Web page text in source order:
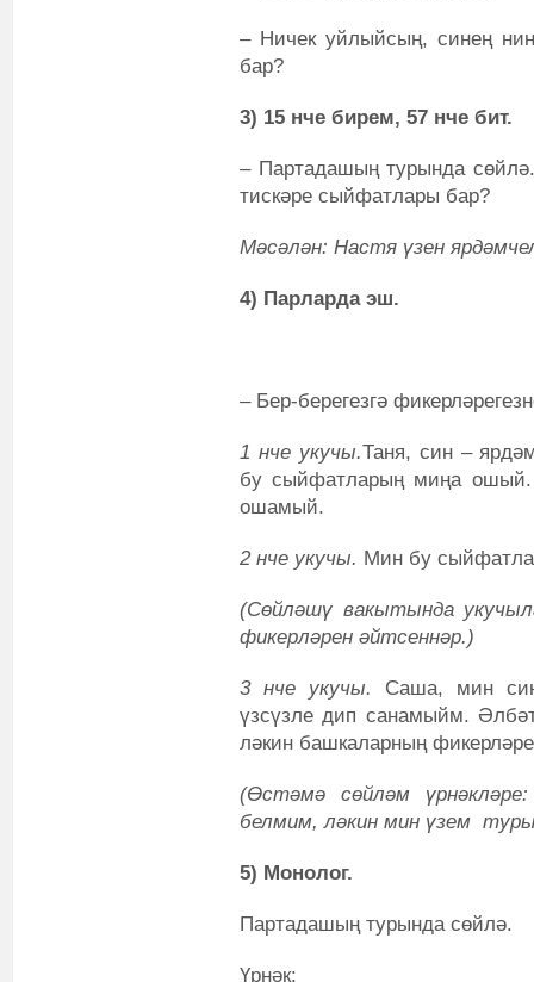
‒ Ничек уйлыйсың, синең
бар?
3) 15 нче бирем, 57 нче бит.
– Партадашың турында
тискәре сыйфатлары бар?
Мәсәлән: Настя үзен
4) Парларда эш.
‒ Бер-берегезгә
1 нче укучы.Таня, син –
бу сыйфатларың миңа ошый.
ошамый.
2 нче укучы. Мин бу
(Сөйләшү вакытында
фикерләрен әйтсеннәр.)
3 нче укучы. Саша, мин
үзсүзле дип санамыйм.
ләкин башкаларның
(Өстәмә сөйләм үрнәкләре:
белмим, ләкин мин үзем
5) Монолог.
Партадашың турында сөйлә.
Үрнәк: